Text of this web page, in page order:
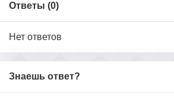
Ответы (0)
Нет ответов
Знаешь ответ?